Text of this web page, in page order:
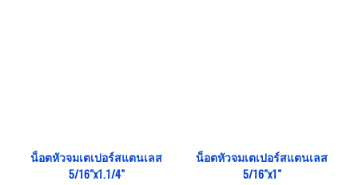
น็อตหัวจมเตเปอร์สแตนเลส
5/16"x1.1/4"
น็อตหัวจมเตเปอร์สแตนเลส
5/16"x1"